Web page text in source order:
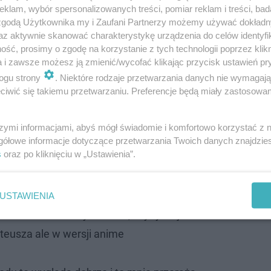
To wszystko za sprawą nowego filmu w
oMiodowych latach w świecie "Wednesday" , za które
dzieło z jego udziałem jest skazane na sukces.
i z godziny na godzinę ten licznik się powiększa. Na
Waldka i oczywiście Ferdka z Halinką w
serial w takiej formie?
ale w wersji anime
wybór spersonalizowanych treści, pomiar reklam i treści,
Użytkownika my i Zaufani Partnerzy możemy używać
aktywnie skanować charakterystykę urządzenia do celów
prosimy o zgodę na korzystanie z tych technologii poprzez
i zawsze możesz ją zmienić/wycofać klikając przycisk ustawień
strony
. Niektóre rodzaje przetwarzania danych nie
się takiemu przetwarzaniu. Preferencje będą miały
informacjami, abyś mógł świadomie i komfortowo korzystać z
informacje dotyczące przetwarzania Twoich danych
oraz po kliknięciu w „Ustawienia”.
USTAWIENIA